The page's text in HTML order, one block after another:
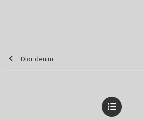
Dior denim